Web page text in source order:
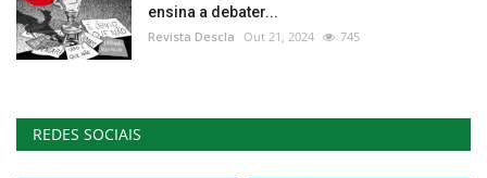
ensina a debater...
Revista Descla Out 21, 2024 745
REDES SOCIAIS